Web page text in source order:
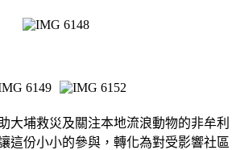
大埔救災及關注本地流浪動物的非牟利
這份小小的參與，轉化為對受影響社區